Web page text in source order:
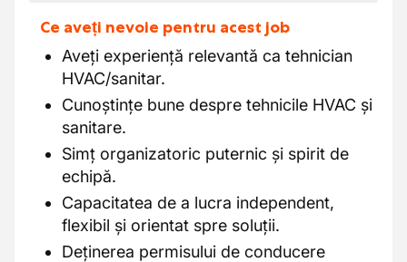
Ce aveți nevoie pentru acest job
Aveți experiență relevantă ca tehnician
HVAC/sanitar.
Cunoștințe bune despre tehnicile HVAC și
sanitare.
Simț organizatoric puternic și spirit de
echipă.
Capacitatea de a lucra independent,
flexibil și orientat spre soluții.
Deținerea permisului de conducere